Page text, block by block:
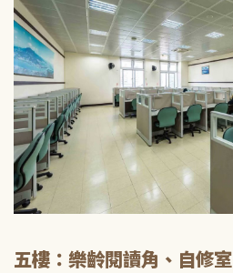
五樓：樂齡閱讀角、自修室